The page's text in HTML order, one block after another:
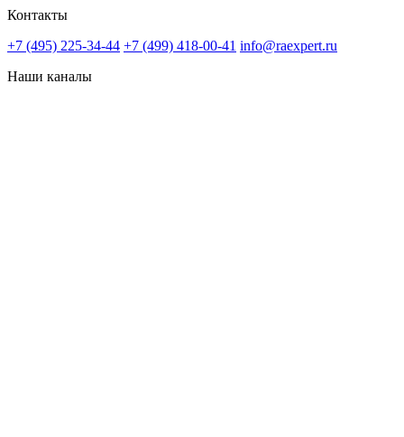
Контакты
+7 (495) 225-34-44 +7 (499) 418-00-41 info@raexpert.ru
Наши каналы